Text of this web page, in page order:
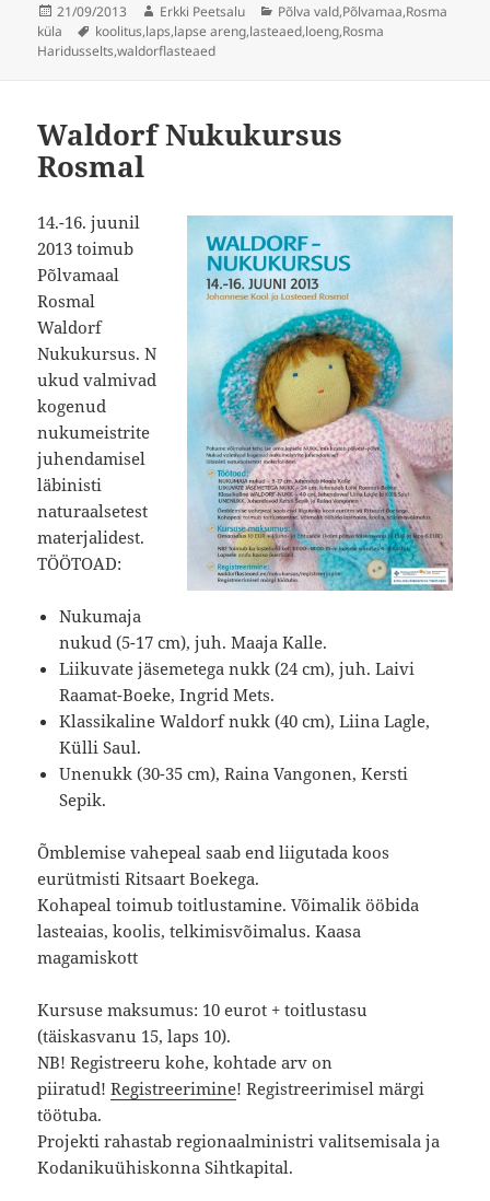
Postitatud
21/09/2013 Autor
Erkki Peetsalu Rubriigid
Põlva vald,Põlvamaa,Rosma
küla
Sildid
koolitus,laps,lapse areng,lasteaed,loeng,Rosma
Haridusselts,waldorflasteaed
Waldorf Nukukursus
Rosmal
14.-16. juunil
2013 toimub
Põlvamaal
Rosmal
Waldorf
Nukukursus. N
ukud valmivad
kogenud
nukumeistrite
juhendamisel
läbinisti
naturaalsetest
materjalidest.
TÖÖTOAD:
Nukumaja
nukud (5-17 cm), juh. Maaja Kalle.
Liikuvate jäsemetega nukk (24 cm), juh. Laivi
Raamat-Boeke, Ingrid Mets.
Klassikaline Waldorf nukk (40 cm), Liina Lagle,
Külli Saul.
Unenukk (30-35 cm), Raina Vangonen, Kersti
Sepik.
Õmblemise vahepeal saab end liigutada koos
eurütmisti Ritsaart Boekega.
Kohapeal toimub toitlustamine. Võimalik ööbida
lasteaias, koolis, telkimisvõimalus. Kaasa
magamiskott
Kursuse maksumus: 10 eurot + toitlustasu
(täiskasvanu 15, laps 10).
NB! Registreeru kohe, kohtade arv on
piiratud!Registreerimine! Registreerimisel märgi
töötuba.
Projekti rahastab regionaalministri valitsemisala ja
Kodanikuühiskonna Sihtkapital.